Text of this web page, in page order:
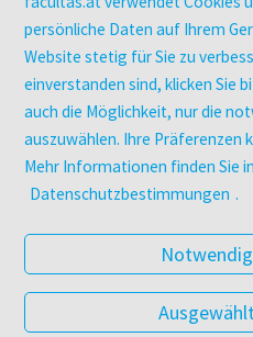
Digitale
Über
facultas
persönliche Daten auf Ihrem
Website stetig für Sie zu
einverstanden sind, klicken Sie
auch die Möglichkeit, nur die
auszuwählen. Ihre Präferenzen
Mehr Informationen finden Sie
Datenschutzbestimmungen .